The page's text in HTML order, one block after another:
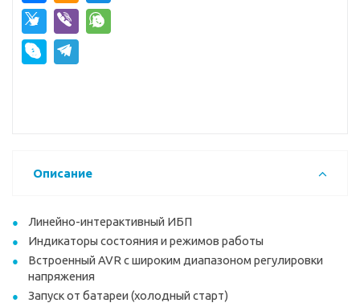
Описание
Линейно-интерактивный ИБП
Индикаторы состояния и режимов работы
Встроенный AVR с широким диапазоном регулировки
напряжения
Запуск от батареи (холодный старт)